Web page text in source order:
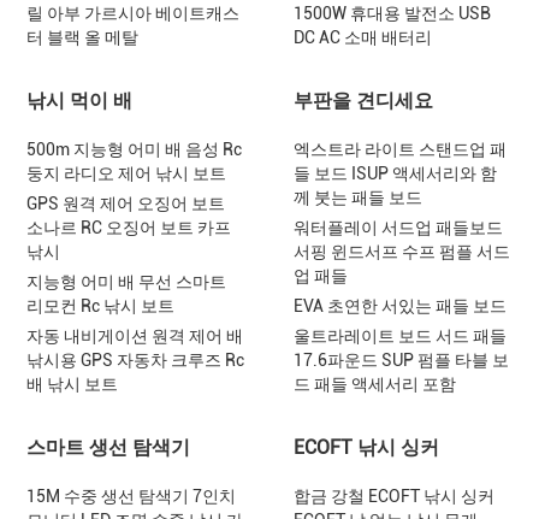
릴 아부 가르시아 베이트캐스
터 블랙 올 메탈
1500W 휴대용 발전소 USB
DC AC 소매 배터리
낚시 먹이 배
500m 지능형 어미 배 음성 Rc
둥지 라디오 제어 낚시 보트
GPS 원격 제어 오징어 보트
소나르 RC 오징어 보트 카프
낚시
지능형 어미 배 무선 스마트
리모컨 Rc 낚시 보트
자동 내비게이션 원격 제어 배
낚시용 GPS 자동차 크루즈 Rc
배 낚시 보트
부판을 견디세요
엑스트라 라이트 스탠드업 패
들 보드 ISUP 액세서리와 함
께 붓는 패들 보드
워터플레이 서드업 패들보드
서핑 윈드서프 수프 펌플 서드
업 패들
EVA 초연한 서있는 패들 보드
울트라레이트 보드 서드 패들
17.6파운드 SUP 펌플 타블 보
드 패들 액세서리 포함
스마트 생선 탐색기
15M 수중 생선 탐색기 7인치
ECOFT 낚시 싱커
합금 강철 ECOFT 낚시 싱커